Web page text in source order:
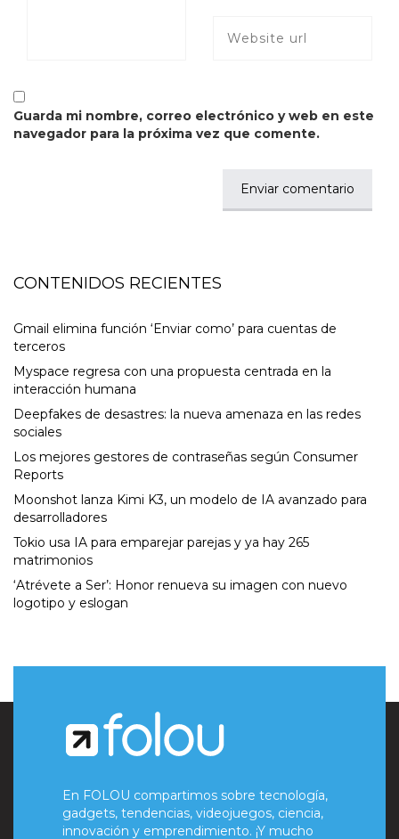
Guarda mi nombre, correo electrónico y web en este
navegador para la próxima vez que comente.
CONTENIDOS RECIENTES
Gmail elimina función ‘Enviar como’ para cuentas de
terceros
Myspace regresa con una propuesta centrada en la
interacción humana
Deepfakes de desastres: la nueva amenaza en las redes
sociales
Los mejores gestores de contraseñas según Consumer
Reports
Moonshot lanza Kimi K3, un modelo de IA avanzado para
desarrolladores
Tokio usa IA para emparejar parejas y ya hay 265
matrimonios
‘Atrévete a Ser’: Honor renueva su imagen con nuevo
logotipo y eslogan
En FOLOU compartimos sobre tecnología,
gadgets, tendencias, videojuegos, ciencia,
innovación y emprendimiento. ¡Y mucho